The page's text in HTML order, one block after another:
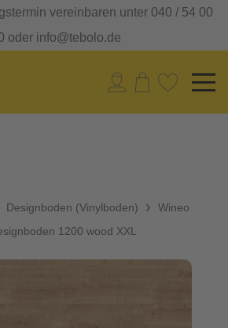
vereinbaren unter 040 / 54 00
oder info@tebolo.de
Designboden (Vinylboden)
Wineo
1200 wood XXL